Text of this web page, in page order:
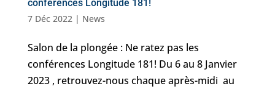
conférences Longitude 181!
7 Déc 2022| News
Salon de la plongée : Ne ratez pas les
conférences Longitude 181! Du 6 au 8 Janvier
2023 , retrouvez-nous chaque après-midi au